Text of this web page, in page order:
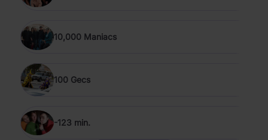
10,000 Maniacs
100 Gecs
-123 min.